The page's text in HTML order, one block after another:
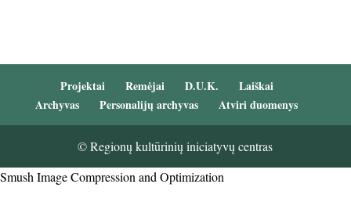
Projektai Remėjai D.U.K.
Laiškai
Archyvas
Personalijų archyvas Atviri duomenys
© Regionų kultūrinių iniciatyvų centras
Smush Image Compression and Optimization